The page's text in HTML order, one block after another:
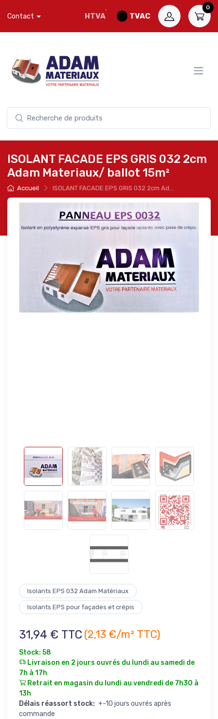
Contact HTVA TVAC
0
ISOLANT FACADE EPS GRIS 032 2cm
Adam Materiaux/ ballot 15m²
Accueil ISOLANT FACADE EPS GRIS 032 2cm Ad...
Isolants EPS 032 Adam Matériaux
Isolants EPS pour façades et crépis
31,94 € TTC (2,13 €/m² TTC)
Stock: 58
Livraison en 2 jours ouvrés du lundi au samedi de
7h à 17h
Retrait en magasin du lundi au vendredi de 7h30 à
13h
Délais réassort stock: +-10 jours ouvrés après
commande